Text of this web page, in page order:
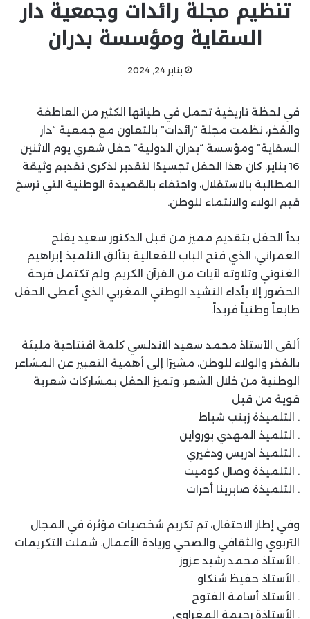
تنظيم مجلة رائدات وجمعية دار
السقاية ومؤسسة بدران
يناير 24, 2024
في لحظة تاريخية تحمل في طياتها الكثير من العاطفة
والفخر، نظمت مجلة “رائدات” بالتعاون مع جمعية “دار
السقاية” ومؤسسة “بدران الدولية” حفل شعري يوم الاثنين
16 يناير. كان هذا الحفل تجسيدًا لتقدير لذكرى تقديم وثيقة
المطالبة بالاستقلال، واحتفاء بالقصيدة الوطنية التي ترسخ
قيم الولاء والانتماء للوطن.
بدأ الحفل بتقديم مميز من قبل الدكتور سعيد يفلح
العمراني، الذي فتح الباب للفعالية بتألق التلميذ إبراهيم
الغنوتي وتلاوته لآيات من القرآن الكريم. ولم تكتمل فرحة
الحضور إلا بأداء النشيد الوطني المغربي الذي أعطى الحفل
طابعاً وطنياً فريداً.
ألقى الأستاذ محمد سعيد الاندلسي كلمة افتتاحية مليئة
بالفخر والولاء للوطن، مشيرًا إلى أهمية التعبير عن المشاعر
الوطنية من خلال الشعر. وتميز الحفل بمشاركات شعرية
قوية من قبل
. التلميذة زينب شباط
. التلميذ المهدي بورواين
. التلميذ ادريس ودغيري
. التلميذة وصال كوميت
. التلميذة صابرينا أحرات
وفي إطار الاحتفال، تم تكريم شخصيات مؤثرة في المجال
التربوي والثقافي والصحي وريادة الأعمال. شملت التكريمات
. الأستاذ محمد رشيد عزوز
. الأستاذ حفيظ شنكاو
. الأستاذ أسامة الفتوح
. الأستاذة رحيمة المغراوي